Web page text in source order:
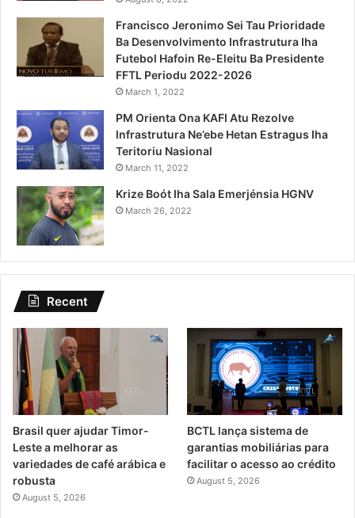
Francisco Jeronimo Sei Tau Prioridade
Ba Desenvolvimento Infrastrutura Iha
Futebol Hafoin Re-Eleitu Ba Presidente
FFTL Periodu 2022-2026
March 1, 2022
PM Orienta Ona KAFI Atu Rezolve
Infrastrutura Ne’ebe Hetan Estragus Iha
Teritoriu Nasional
March 11, 2022
Krize Boót Iha Sala Emerjénsia HGNV
March 26, 2022
Recent
Brasil quer ajudar Timor-
Leste a melhorar as
variedades de café arábica e
robusta
August 5, 2026
BCTL lança sistema de
garantias mobiliárias para
facilitar o acesso ao crédito
August 5, 2026